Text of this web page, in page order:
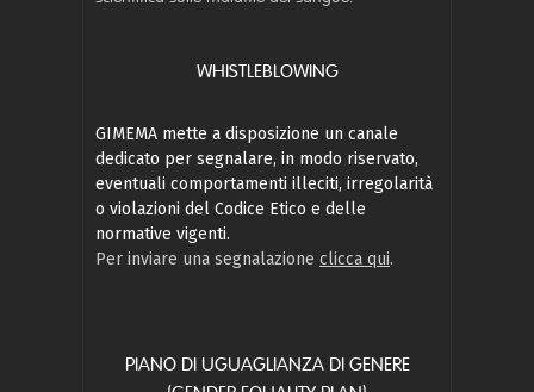
WHISTLEBLOWING
GIMEMA mette a disposizione un canale
dedicato per segnalare, in modo riservato,
eventuali comportamenti illeciti, irregolarità
o violazioni del Codice Etico e delle
normative vigenti.
Per inviare una segnalazione clicca qui.
PIANO DI UGUAGLIANZA DI GENERE